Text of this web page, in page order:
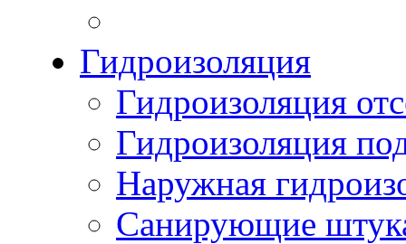
Гидроизоляция
Гидроизоляция
Гидроизоляция
Наружная
Санирующие